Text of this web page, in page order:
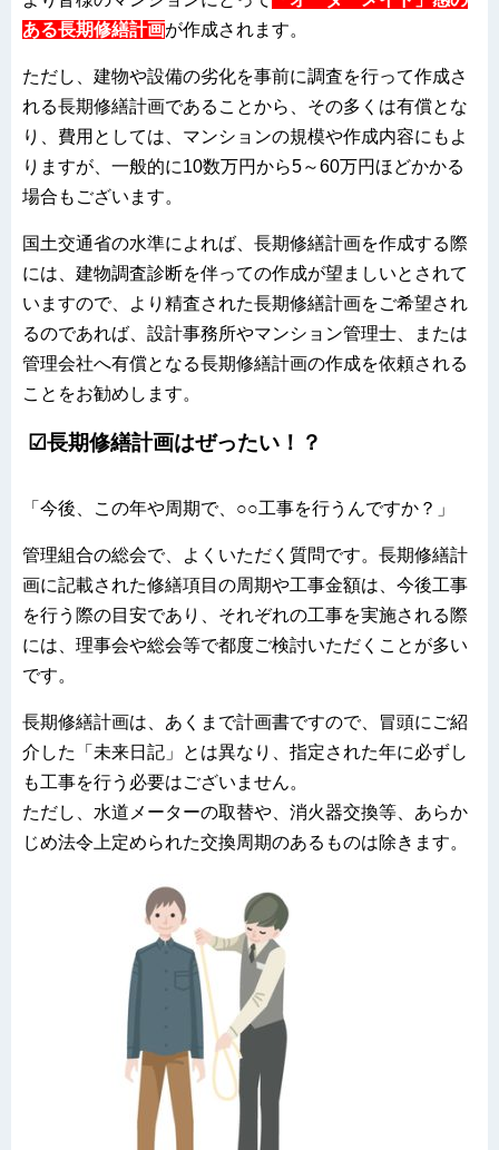
ある長期修繕計画が作成されます。
ただし、建物や設備の劣化を事前に調査を行って作成さ
れる長期修繕計画であることから、その多くは有償とな
り、費用としては、マンションの規模や作成内容にもよ
りますが、一般的に10数万円から5～60万円ほどかかる
場合もございます。
国土交通省の水準によれば、長期修繕計画を作成する際
には、建物調査診断を伴っての作成が望ましいとされて
いますので、より精査された長期修繕計画をご希望され
るのであれば、設計事務所やマンション管理士、または
管理会社へ有償となる長期修繕計画の作成を依頼される
ことをお勧めします。
☑長期修繕計画はぜったい！？
「今後、この年や周期で、○○工事を行うんですか？」
管理組合の総会で、よくいただく質問です。 長期修繕計
画に記載された修繕項目の周期や工事金額は、今後工事
を行う際の目安であり、それぞれの工事を実施される際
には、理事会や総会等で都度ご検討いただくことが多い
です。
長期修繕計画は、あくまで計画書ですので、冒頭にご紹
介した「未来日記」とは異なり、指定された年に必ずし
も工事を行う必要はございません。
ただし、水道メーターの取替や、消火器交換等、あらか
じめ法令上定められた交換周期のあるものは除きます。